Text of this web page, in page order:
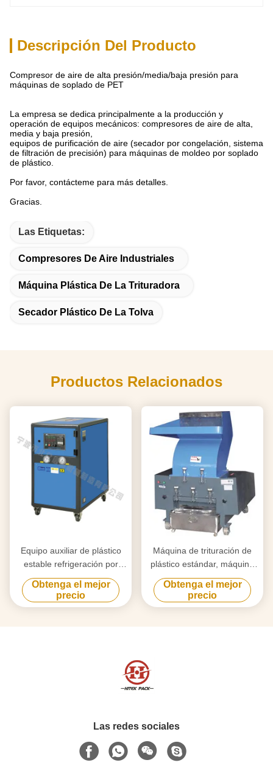
Descripción Del Producto
Compresor de aire de alta presión/media/baja presión para
máquinas de soplado de PET
La empresa se dedica principalmente a la producción y
operación de equipos mecánicos: compresores de aire de alta,
media y baja presión,
equipos de purificación de aire (secador por congelación, sistema
de filtración de precisión) para máquinas de moldeo por soplado
de plástico.
Por favor, contácteme para más detalles.
Gracias.
Las Etiquetas:
Compresores De Aire Industriales
Máquina Plástica De La Trituradora
Secador Plástico De La Tolva
Productos Relacionados
Equipo auxiliar de plástico
estable refrigeración por
agua chiller industrial
encasillado para máquina de
moldeo
Obtenga el mejor
precio
Máquina de trituración de
plástico estándar, máquina
de trituración de botellas
pequeñas Fuerza de
trituración fuerte
Obtenga el mejor
precio
Las redes sociales